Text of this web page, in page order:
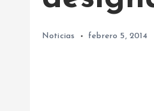
Noticias febrero 5, 2014